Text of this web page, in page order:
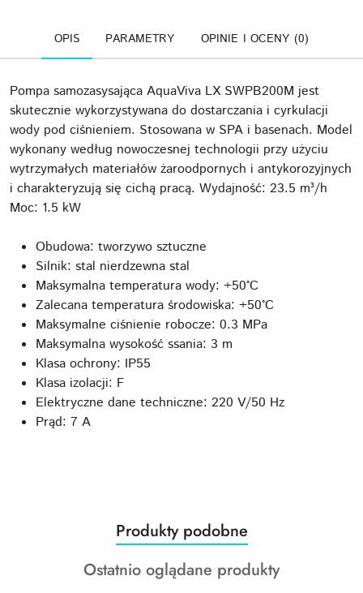
OPIS PARAMETRY OPINIE I OCENY (0)
Pompa samozasysająca AquaViva LX SWPB200M jest
skutecznie wykorzystywana do dostarczania i cyrkulacji
wody pod ciśnieniem. Stosowana w SPA i basenach. Model
wykonany według nowoczesnej technologii przy użyciu
wytrzymałych materiałów żaroodpornych i antykorozyjnych
i charakteryzują się cichą pracą. Wydajność: 23.5 m³/h
Moc: 1.5 kW
Obudowa: tworzywo sztuczne
Silnik: stal nierdzewna stal
Maksymalna temperatura wody: +50°C
Zalecana temperatura środowiska: +50°C
Maksymalne ciśnienie robocze: 0.3 MPa
Maksymalna wysokość ssania: 3 m
Klasa ochrony: IP55
Klasa izolacji: F
Elektryczne dane techniczne: 220 V/50 Hz
Prąd: 7 A
Pomiń karuzelę produktów
Produkty
o
statusie:
Produkty podobne
Produkty
Ostatnio oglądane produkty